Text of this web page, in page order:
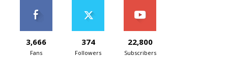
3,666
Fans
374
Followers
22,800
Subscribers